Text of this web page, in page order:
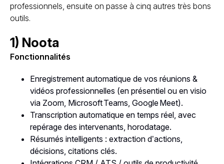
professionnels, ensuite on passe à cinq autres très bons
outils.
1) Noota
Fonctionnalités
Enregistrement automatique de vos réunions &
vidéos professionnelles (en présentiel ou en visio
via Zoom, Microsoft Teams, Google Meet).
Transcription automatique en temps réel, avec
repérage des intervenants, horodatage.
Résumés intelligents : extraction d’actions,
décisions, citations clés.